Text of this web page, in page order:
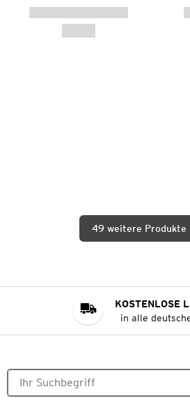
49 weitere Produkte
KOSTENLOSE
in alle